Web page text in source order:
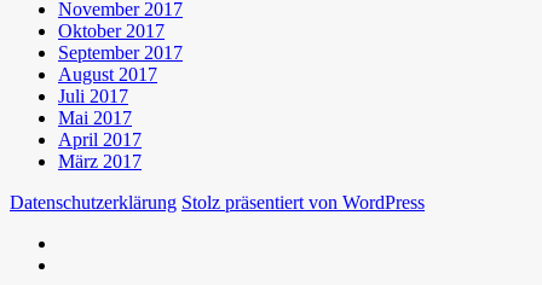
November 2017
Oktober 2017
September 2017
August 2017
Juli 2017
Mai 2017
April 2017
März 2017
Datenschutzerklärung Stolz präsentiert von WordPress